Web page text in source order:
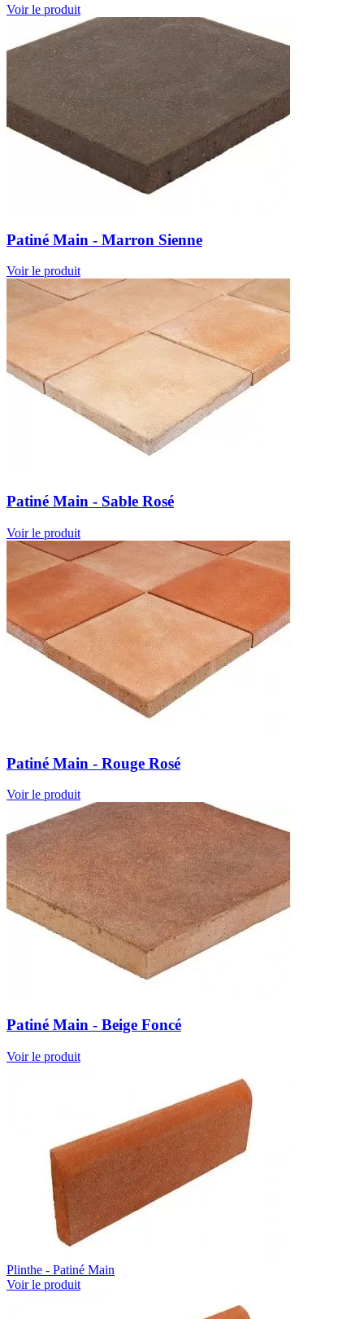
Voir le produit
Patiné Main - Marron Sienne
Voir le produit
Patiné Main - Sable Rosé
Voir le produit
Patiné Main - Rouge Rosé
Voir le produit
Patiné Main - Beige Foncé
Voir le produit
Plinthe - Patiné Main
Voir le produit